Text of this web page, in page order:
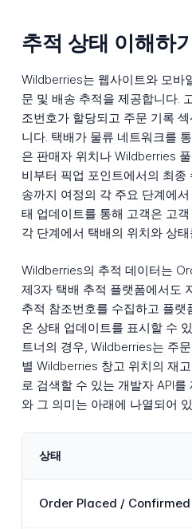
추적 상태 이해하
Wildberries는 웹사이트와 모바
문 및 배송 추적을 제공합니다.
조번호가 할당되고 주문 기록
니다. 택배가 물류 네트워크를
은 판매자 위치나 Wildberries
비부터 픽업 포인트에서의 최종
송까지 여정의 각 주요 단계에
태 업데이트를 통해 고객은 고
각 단계에서 택배의 위치와 상
Wildberries의 추적 데이터는
제3자 택배 추적 플랫폼에서도
추적 참조번호를 수집하고 플랫
온 상태 업데이트를 표시할 수
트너의 경우, Wildberries는 주
별 Wildberries 창고 위치의 재
로 검색할 수 있는 개발자 API
와 그 의미는 아래에 나열되어
상태
Order Placed / Confirmed